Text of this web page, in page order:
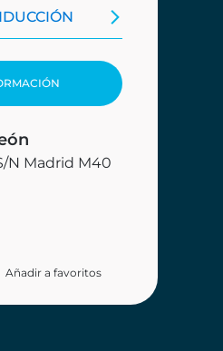
N Madrid M40
Añadir a favoritos